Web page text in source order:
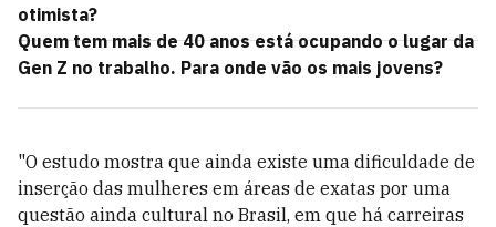
otimista?
Quem tem mais de 40 anos está ocupando o lugar da
Gen Z no trabalho. Para onde vão os mais jovens?
"O estudo mostra que ainda existe uma dificuldade de
inserção das mulheres em áreas de exatas por uma
questão ainda cultural no Brasil, em que há carreiras